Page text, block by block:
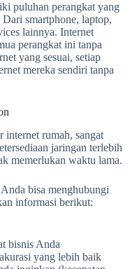
puluhan perangkat yang
Dari smartphone, laptop,
lainnya. Internet
perangkat ini tanpa
yang sesuai, setiap
mereka sendiri tanpa
internet rumah, sangat
jaringan terlebih
memerlukan waktu lama.
bisa menghubungi
informasi berikut:
bisnis Anda
yang lebih baik